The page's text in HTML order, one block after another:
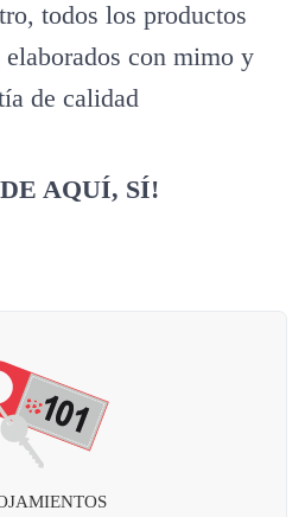
todos los productos
elaborados con mimo y
de calidad
DE AQUÍ, SÍ!